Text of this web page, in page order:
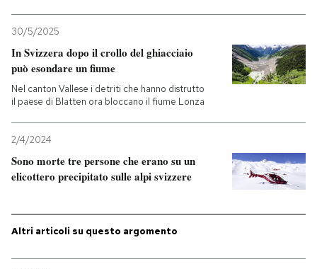
Scienza
Cultura
Economia
Sport
Media
Altrecose
Mondiali calcio 2026
PODCAST
NEWSLETTER
I MIEI PREFERITI
30/5/2025
In Svizzera dopo il crollo del ghiacciaio
può esondare un fiume
Nel canton Vallese i detriti che hanno distrutto
il paese di Blatten ora bloccano il fiume Lonza
2/4/2024
Sono morte tre persone che erano su un
elicottero precipitato sulle alpi svizzere
Altri articoli su questo argomento